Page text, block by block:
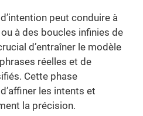
peut conduire à
à des boucles infinies de
d’entraîner le modèle
réelles et de
Cette phase
les intents et
la précision.